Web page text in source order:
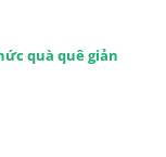
quà quê giản